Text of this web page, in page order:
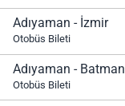
Adıyaman - İzmir
Otobüs Bileti
Adıyaman - Batman
Otobüs Bileti